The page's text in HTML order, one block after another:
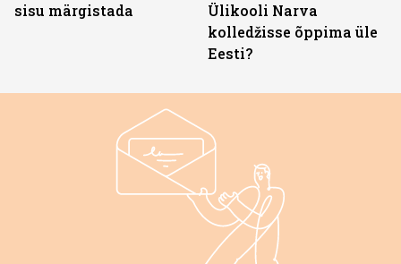
sisu märgistada
Ülikooli Narva
kolledžisse õppima üle
Eesti?